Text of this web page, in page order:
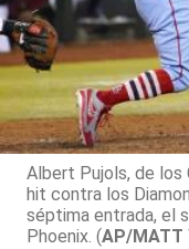
Albert Pujols, de los
hit contra los
séptima entrada, el
Phoenix. (AP/MATT